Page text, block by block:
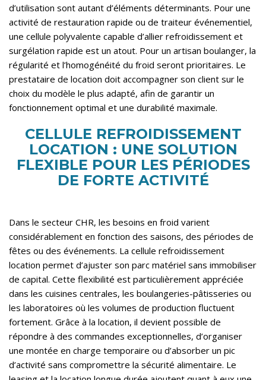
d’utilisation sont autant d’éléments déterminants. Pour une
activité de restauration rapide ou de traiteur événementiel,
une cellule polyvalente capable d’allier refroidissement et
surgélation rapide est un atout. Pour un artisan boulanger, la
régularité et l’homogénéité du froid seront prioritaires. Le
prestataire de location doit accompagner son client sur le
choix du modèle le plus adapté, afin de garantir un
fonctionnement optimal et une durabilité maximale.
CELLULE REFROIDISSEMENT
LOCATION : UNE SOLUTION
FLEXIBLE POUR LES PÉRIODES
DE FORTE ACTIVITÉ
Dans le secteur CHR, les besoins en froid varient
considérablement en fonction des saisons, des périodes de
fêtes ou des événements. La cellule refroidissement
location permet d’ajuster son parc matériel sans immobiliser
de capital. Cette flexibilité est particulièrement appréciée
dans les cuisines centrales, les boulangeries-pâtisseries ou
les laboratoires où les volumes de production fluctuent
fortement. Grâce à la location, il devient possible de
répondre à des commandes exceptionnelles, d’organiser
une montée en charge temporaire ou d’absorber un pic
d’activité sans compromettre la sécurité alimentaire. Le